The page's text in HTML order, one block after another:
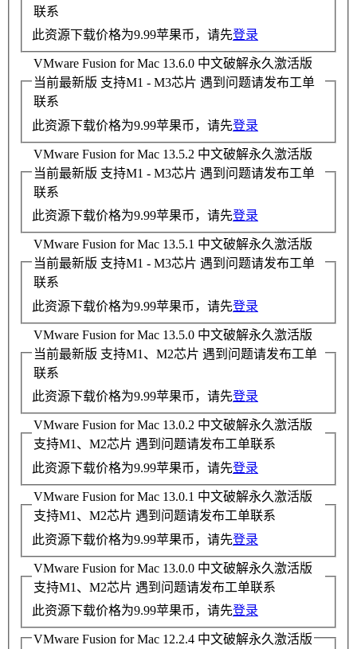
联系
此资源下载价格为9.99苹果币，请先登录
VMware Fusion for Mac 13.6.0 中文破解永久激活版
当前最新版 支持M1 - M3芯片 遇到问题请发布工单
联系
此资源下载价格为9.99苹果币，请先登录
VMware Fusion for Mac 13.5.2 中文破解永久激活版
当前最新版 支持M1 - M3芯片 遇到问题请发布工单
联系
此资源下载价格为9.99苹果币，请先登录
VMware Fusion for Mac 13.5.1 中文破解永久激活版
当前最新版 支持M1 - M3芯片 遇到问题请发布工单
联系
此资源下载价格为9.99苹果币，请先登录
VMware Fusion for Mac 13.5.0 中文破解永久激活版
当前最新版 支持M1、M2芯片 遇到问题请发布工单
联系
此资源下载价格为9.99苹果币，请先登录
VMware Fusion for Mac 13.0.2 中文破解永久激活版
支持M1、M2芯片 遇到问题请发布工单联系
此资源下载价格为9.99苹果币，请先登录
VMware Fusion for Mac 13.0.1 中文破解永久激活版
支持M1、M2芯片 遇到问题请发布工单联系
此资源下载价格为9.99苹果币，请先登录
VMware Fusion for Mac 13.0.0 中文破解永久激活版
支持M1、M2芯片 遇到问题请发布工单联系
此资源下载价格为9.99苹果币，请先登录
VMware Fusion for Mac 12.2.4 中文破解永久激活版